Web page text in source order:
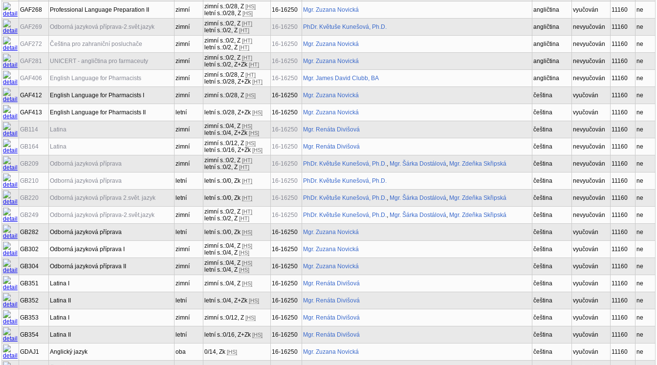
GAF268 Professional Language Preparation II zimní zimní s.:0/28, Z [HS]
letní s.:0/28, Z [HS] 16-16250 Mgr. Zuzana Novická angličtina vyučován 11160 ne
GAF269 Odborná jazyková příprava-2.svět.jazyk zimní zimní s.:0/2, Z [HT]
letní s.:0/2, Z [HT] 16-16250 PhDr. Květuše Kunešová, Ph.D. angličtina nevyučován 11160 ne
GAF272 Čeština pro zahraniční posluchače zimní zimní s.:0/2, Z [HT]
letní s.:0/2, Z [HT] 16-16250 Mgr. Zuzana Novická angličtina nevyučován 11160 ne
GAF281 UNICERT - angličtina pro farmaceuty zimní zimní s.:0/2, Z [HT]
letní s.:0/2, Z+Zk [HT] 16-16250 Mgr. Zuzana Novická angličtina nevyučován 11160 ne
GAF406 English Language for Pharmacists zimní zimní s.:0/28, Z [HT]
letní s.:0/28, Z+Zk [HT] 16-16250 Mgr. James David Clubb, BA angličtina nevyučován 11160 ne
GAF412 English Language for Pharmacists I zimní zimní s.:0/28, Z [HS] 16-16250 Mgr. Zuzana Novická čeština vyučován 11160 ne
GAF413 English Language for Pharmacists II letní letní s.:0/28, Z+Zk [HS] 16-16250 Mgr. Zuzana Novická čeština vyučován 11160 ne
GB114 Latina zimní zimní s.:0/4, Z [HS]
letní s.:0/4, Z+Zk [HS] 16-16250 Mgr. Renáta Divišová čeština nevyučován 11160 ne
GB164 Latina zimní zimní s.:0/12, Z [HS]
letní s.:0/16, Z+Zk [HS] 16-16250 Mgr. Renáta Divišová čeština nevyučován 11160 ne
GB209 Odborná jazyková příprava zimní zimní s.:0/2, Z [HT]
letní s.:0/2, Z [HT] 16-16250 PhDr. Květuše Kunešová, Ph.D., Mgr. Šárka Dostálová, Mgr. Zdeňka Skřipská čeština nevyučován 11160 ne
GB210 Odborná jazyková příprava letní letní s.:0/0, Zk [HT] 16-16250 PhDr. Květuše Kunešová, Ph.D. čeština nevyučován 11160 ne
GB220 Odborná jazyková příprava 2.svět. jazyk letní letní s.:0/0, Zk [HT] 16-16250 PhDr. Květuše Kunešová, Ph.D., Mgr. Šárka Dostálová, Mgr. Zdeňka Skřipská čeština nevyučován 11160 ne
GB249 Odborná jazyková příprava-2.svět.jazyk zimní zimní s.:0/2, Z [HT]
letní s.:0/2, Z [HT] 16-16250 PhDr. Květuše Kunešová, Ph.D., Mgr. Šárka Dostálová, Mgr. Zdeňka Skřipská čeština nevyučován 11160 ne
GB282 Odborná jazyková příprava letní letní s.:0/0, Zk [HS] 16-16250 Mgr. Zuzana Novická čeština vyučován 11160 ne
GB302 Odborná jazyková příprava I zimní zimní s.:0/4, Z [HS]
letní s.:0/4, Z [HS] 16-16250 Mgr. Zuzana Novická čeština vyučován 11160 ne
GB304 Odborná jazyková příprava II zimní zimní s.:0/4, Z [HS]
letní s.:0/4, Z [HS] 16-16250 Mgr. Zuzana Novická čeština vyučován 11160 ne
GB351 Latina I zimní zimní s.:0/4, Z [HS] 16-16250 Mgr. Renáta Divišová čeština vyučován 11160 ne
GB352 Latina II letní letní s.:0/4, Z+Zk [HS] 16-16250 Mgr. Renáta Divišová čeština vyučován 11160 ne
GB353 Latina I zimní zimní s.:0/12, Z [HS] 16-16250 Mgr. Renáta Divišová čeština vyučován 11160 ne
GB354 Latina II letní letní s.:0/16, Z+Zk [HS] 16-16250 Mgr. Renáta Divišová čeština vyučován 11160 ne
GDAJ1 Anglický jazyk oba 0/14, Zk [HS] 16-16250 Mgr. Zuzana Novická čeština vyučován 11160 ne